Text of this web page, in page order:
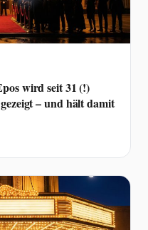
wird seit 31 (!)
– und hält damit